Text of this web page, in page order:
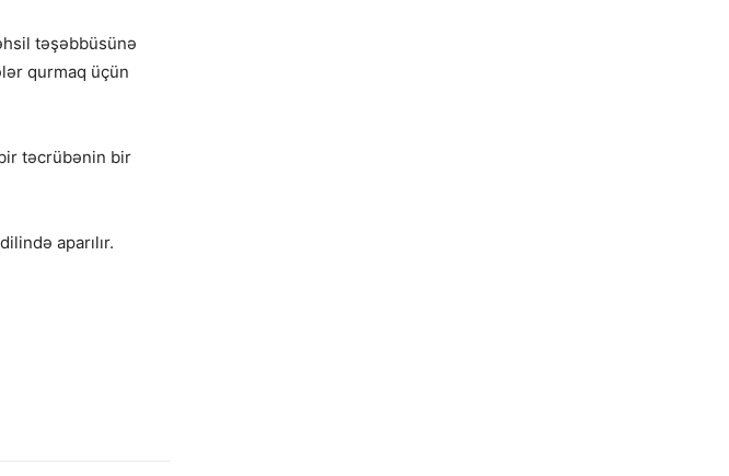
təşəbbüsünə
qurmaq üçün
təcrübənin bir
aparılır.